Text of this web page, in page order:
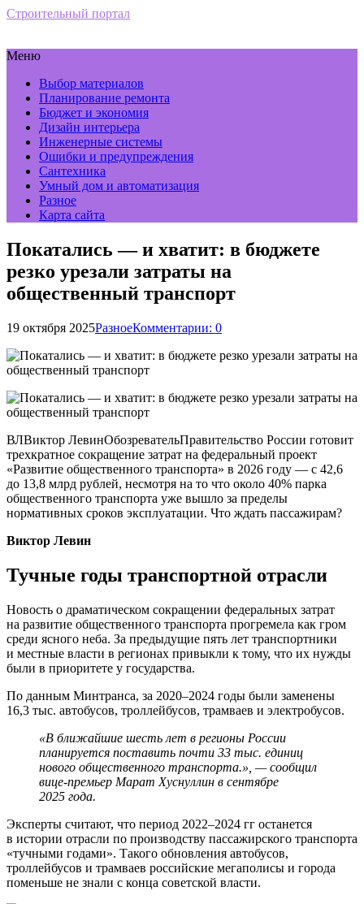
Строительный портал
Меню
Выбор материалов
Планирование ремонта
Бюджет и экономия
Дизайн интерьера
Инженерные системы
Ошибки и предупреждения
Сантехника
Умный дом и автоматизация
Разное
Карта сайта
Покатались — и хватит: в бюджете
резко урезали затраты на
общественный транспорт
19 октября 2025РазноеКомментарии: 0
ВЛВиктор ЛевинОбозревательПравительство России готовит
трехкратное сокращение затрат на федеральный проект
«Развитие общественного транспорта» в 2026 году — с 42,6
до 13,8 млрд рублей, несмотря на то что около 40% парка
общественного транспорта уже вышло за пределы
нормативных сроков эксплуатации. Что ждать пассажирам?
Виктор Левин
Тучные годы транспортной отрасли
Новость о драматическом сокращении федеральных затрат
на развитие общественного транспорта прогремела как гром
среди ясного неба. За предыдущие пять лет транспортники
и местные власти в регионах привыкли к тому, что их нужды
были в приоритете у государства.
По данным Минтранса, за 2020–2024 годы были заменены
16,3 тыс. автобусов, троллейбусов, трамваев и электробусов.
«В ближайшие шесть лет в регионы России
планируется поставить почти 33 тыс. единиц
нового общественного транспорта.», — сообщил
вице-премьер Марат Хуснуллин в сентябре
2025 года.
Эксперты считают, что период 2022–2024 гг останется
в истории отрасли по производству пассажирского транспорта
«тучными годами». Такого обновления автобусов,
троллейбусов и трамваев российские мегаполисы и города
поменьше не знали с конца советской власти.